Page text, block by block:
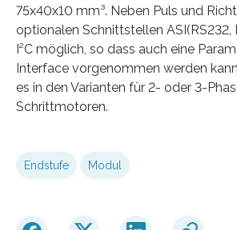
75x40x10 mm³. Neben Puls und
optionalen Schnittstellen ASI(RS232,
I²C möglich, so dass auch eine
Interface vorgenommen werden
es in den Varianten für 2- oder 3-
Schrittmotoren.
Endstufe Modul